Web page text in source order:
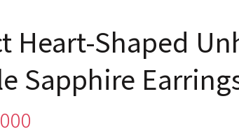
Heart-Shaped
Sapphire